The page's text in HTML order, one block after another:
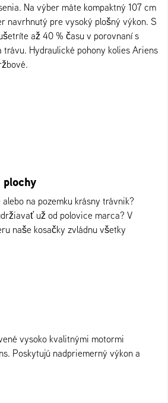
Na výber máte kompaktný 107 cm
navrhnutý pre vysoký plošný výkon. S
až 40 % času v porovnaní s
trávu. Hydraulické pohony kolies Ariens
na pozemku krásny trávnik?
už od polovice marca? V
naše kosačky zvládnu všetky
vysoko kvalitnými motormi
Poskytujú nadpriemerný výkon a